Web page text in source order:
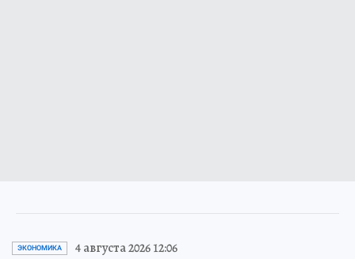
ЭКОНОМИКА 4 августа 2026 12:06